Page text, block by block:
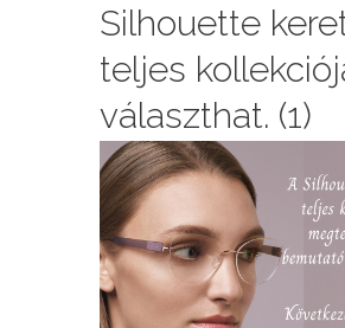
Silhouette
teljes
választhat. (1)